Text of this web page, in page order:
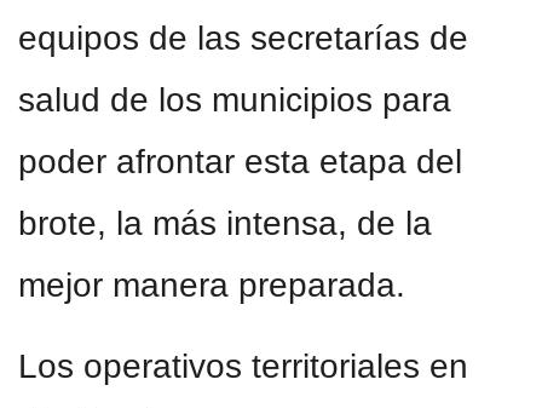
equipos de las secretarías de
salud de los municipios para
poder afrontar esta etapa del
brote, la más intensa, de la
mejor manera preparada.
Los operativos territoriales en